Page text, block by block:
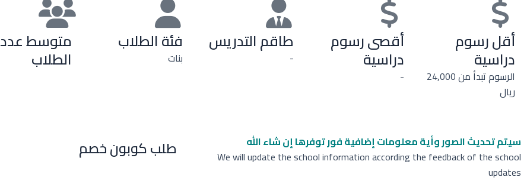
أقل رسوم
دراسية
الرسوم تبدأ من 24,000
ريال
أقصى رسوم
دراسية
-
طاقم التدريس
-
فئة الطلاب
بنات
متوسط عدد
الطلاب
سيتم تحديث الصور وأية معلومات إضافيةفور توفرها إن شاء الله
We will update the school information according the feedback of the school
updates
طلب كوبون خصم